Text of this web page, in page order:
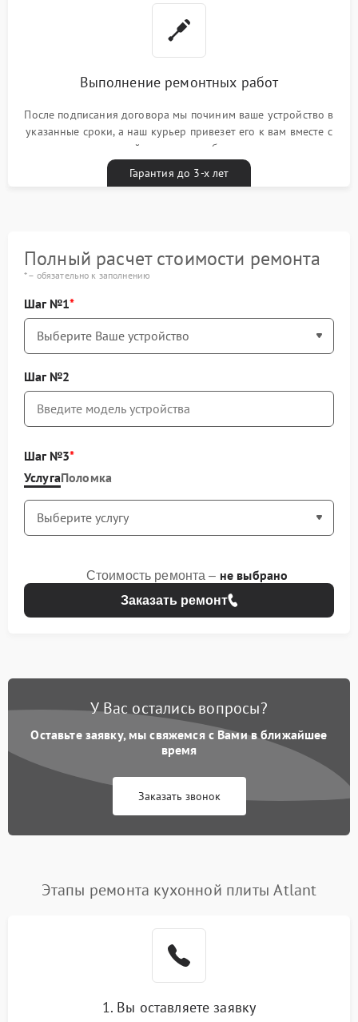
Выполнение ремонтных работ
После подписания договора мы починим ваше устройство в
указанные сроки, а наш курьер привезет его к вам вместе с
гарантийным талоном бесплатно
Гарантия до 3-х лет
Полный расчет стоимости ремонта
* – обязательно к заполнению
Шаг №1
Шаг №2
Шаг №3
УслугаПоломка
Заказать ремонт
Стоимость ремонта – не выбрано
У Вас остались вопросы?
Оставьте заявку, мы свяжемся с Вами в ближайшее
время
Заказать звонок
Этапы ремонта кухонной плиты Atlant
1. Вы оставляете заявку